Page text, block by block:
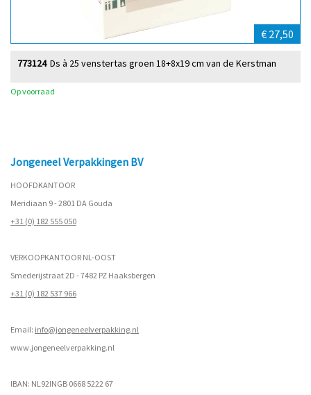
€ 27,50
Ds à 25 venstertas groen 18+8x19 cm van de Kerstman
773124
Op voorraad
Jongeneel Verpakkingen BV
HOOFDKANTOOR
Meridiaan 9 - 2801 DA Gouda
+31 (0) 182 555 050
VERKOOPKANTOOR NL-OOST
Smederijstraat 2D - 7482 PZ Haaksbergen
+31 (0) 182 537 966
Email: info@jongeneelverpakking.nl
www.jongeneelverpakking.nl
IBAN: NL92INGB 0668 5222 67